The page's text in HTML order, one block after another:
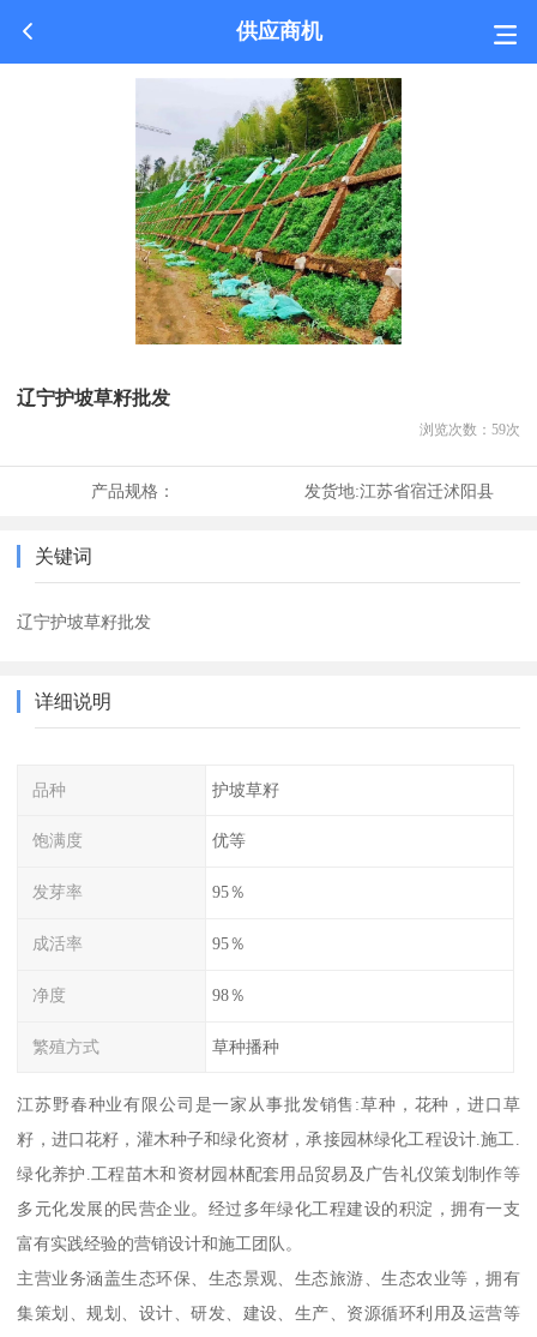
供应商机
辽宁护坡草籽批发
浏览次数： 59次
产品规格： 发货地:江苏省宿迁沭阳县
关键词
辽宁护坡草籽批发
详细说明
品种 护坡草籽
饱满度 优等
发芽率 95％
成活率 95％
净度 98％
繁殖方式 草种播种
江苏野春种业有限公司是一家从事批发销售:草种，花种，进口草
籽，进口花籽，灌木种子和绿化资材，承接园林绿化工程设计.施工.
绿化养护.工程苗木和资材园林配套用品贸易及广告礼仪策划制作等
多元化发展的民营企业。经过多年绿化工程建设的积淀，拥有一支
富有实践经验的营销设计和施工团队。
主营业务涵盖生态环保、生态景观、生态旅游、生态农业等，拥有
集策划、规划、设计、研发、建设、生产、资源循环利用及运营等